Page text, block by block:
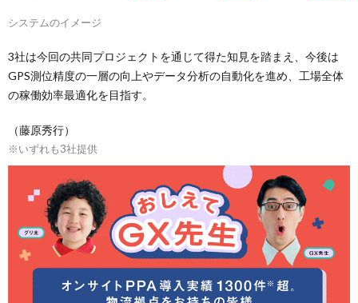
システムのイメージ
3社は今回の共同プロジェクトを通じて得た知見を踏まえ、今後は
GPS測位精度の一層の向上やデータ分析の自動化を進め、工場全体
の稼働効率最適化を目指す。
（藤原秀行）
※いずれも3社提供